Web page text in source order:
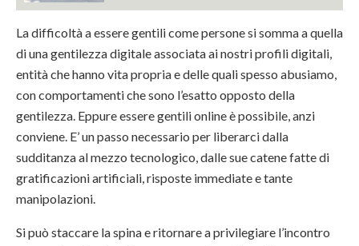
La difficoltà a essere gentili come persone si somma a quella
di una gentilezza digitale associata ai nostri profili digitali,
entità che hanno vita propria e delle quali spesso abusiamo,
con comportamenti che sono l’esatto opposto della
gentilezza. Eppure essere gentili online è possibile, anzi
conviene. E’ un passo necessario per liberarci dalla
sudditanza al mezzo tecnologico, dalle sue catene fatte di
gratificazioni artificiali, risposte immediate e tante
manipolazioni.
Si può staccare la spina e ritornare a privilegiare l’incontro